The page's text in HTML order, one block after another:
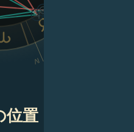
IV
位置